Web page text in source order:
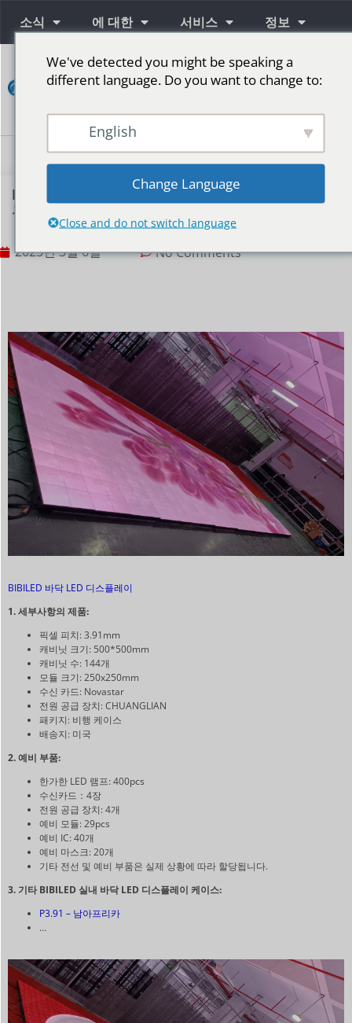
소식 에 대한 서비스 정보
연
락
BIBILED의 P3.91 실내 바닥 LED 디스플레이가 미국
으로 배송되었습니다.
2025년 3월 6일 No Comments
BIBILED 바닥 LED 디스플레이
1. 세부사항의 제품:
픽셀 피치: 3.91mm
캐비닛 크기: 500*500mm
캐비닛 수: 144개
모듈 크기: 250x250mm
수신 카드: Novastar
전원 공급 장치: CHUANGLIAN
패키지: 비행 케이스
배송지: 미국
2. 예비 부품:
한가한 LED 램프: 400pcs
수신카드：4장
전원 공급 장치: 4개
예비 모듈: 29pcs
예비 IC: 40개
예비 마스크: 20개
기타 전선 및 예비 부품은 실제 상황에 따라 할당됩니다.
3. 기타 BIBILED 실내 바닥 LED 디스플레이 케이스:
P3.91 – 남아프리카
…
We've detected you might be speaking a
different language. Do you want to change to:
English
Change Language
Close and do not switch language